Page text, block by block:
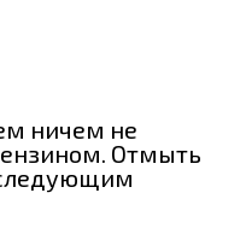
ничем не
Отмыть